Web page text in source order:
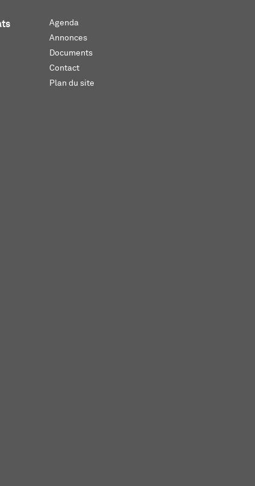
Agenda
Annonces
Documents
Contact
Plan du site